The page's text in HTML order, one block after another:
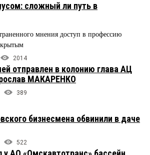
сложный ли путь в
мнения доступ в профессию
2014
отправлен в колонию глава АЦ
МАКАРЕНКО
389
бизнесмена обвинили в даче
522